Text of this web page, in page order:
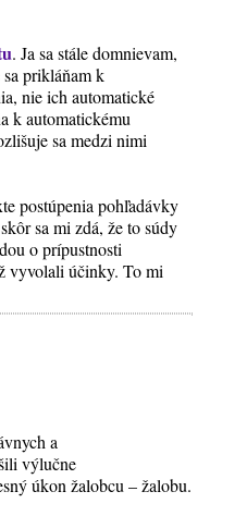
. Ja sa stále domnievam,
prikláňam k
nie ich automatické
k automatickému
sa medzi nimi
postúpenia pohľadávky
sa mi zdá, že to súdy
o prípustnosti
vyvolali účinky. To mi
a
výlučne
úkon žalobcu – žalobu.